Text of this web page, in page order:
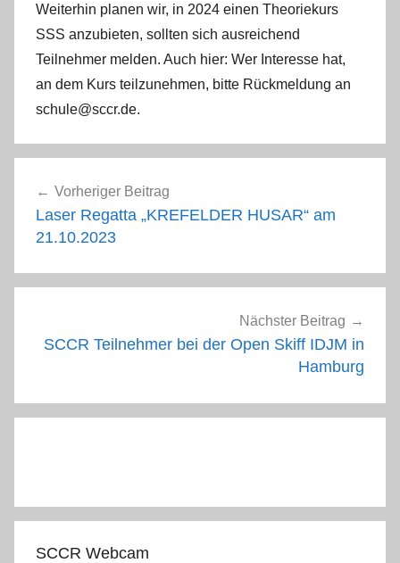
c
h
w
a
Weiterhin planen wir, in 2024 einen Theoriekurs
SSS anzubieten, sollten sich ausreichend
Teilnehmer melden. Auch hier: Wer Interesse hat,
an dem Kurs teilzunehmen, bitte Rückmeldung an
schule@sccr.de.
Vorheriger Beitrag
Laser Regatta „KREFELDER HUSAR“ am
21.10.2023
Nächster Beitrag
SCCR Teilnehmer bei der Open Skiff IDJM in
Hamburg
SCCR Webcam